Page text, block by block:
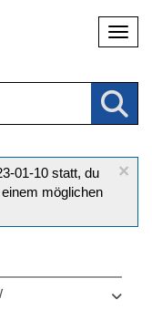
×
01-10 statt, du
möglichen